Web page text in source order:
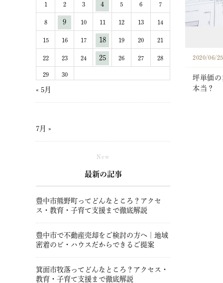
2020/06/25
坪単価
本当？
1 2 3 4 5 6 7
8 9 10 11 12 13 14
15 16 17 18 19 20 21
22 23 24 25 26 27 28
29 30
« 5月
7月 »
New
最新の記事
豊中市熊野町ってどんなところ？アクセ
ス・教育・子育て支援まで徹底解説
豊中市で不動産売却をご検討の方へ｜地域
密着のビ・ハウスだからできるご提案
箕面市牧落ってどんなところ？アクセス・
教育・子育て支援まで徹底解説